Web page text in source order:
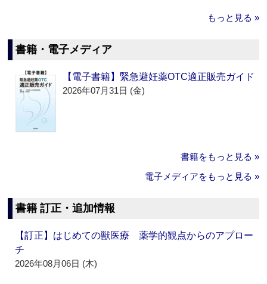
もっと見る »
書籍・電子メディア
【電子書籍】緊急避妊薬OTC適正販売ガイド
2026年07月31日 (金)
書籍をもっと見る »
電子メディアをもっと見る »
書籍 訂正・追加情報
【訂正】はじめての獣医療 薬学的観点からのアプロー
チ
2026年08月06日 (木)